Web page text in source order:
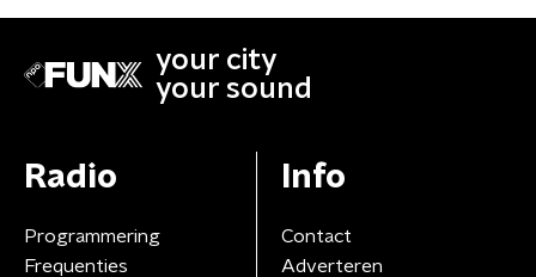
your city
your sound
Radio
Programmering
Frequenties
Info
Contact
Adverteren